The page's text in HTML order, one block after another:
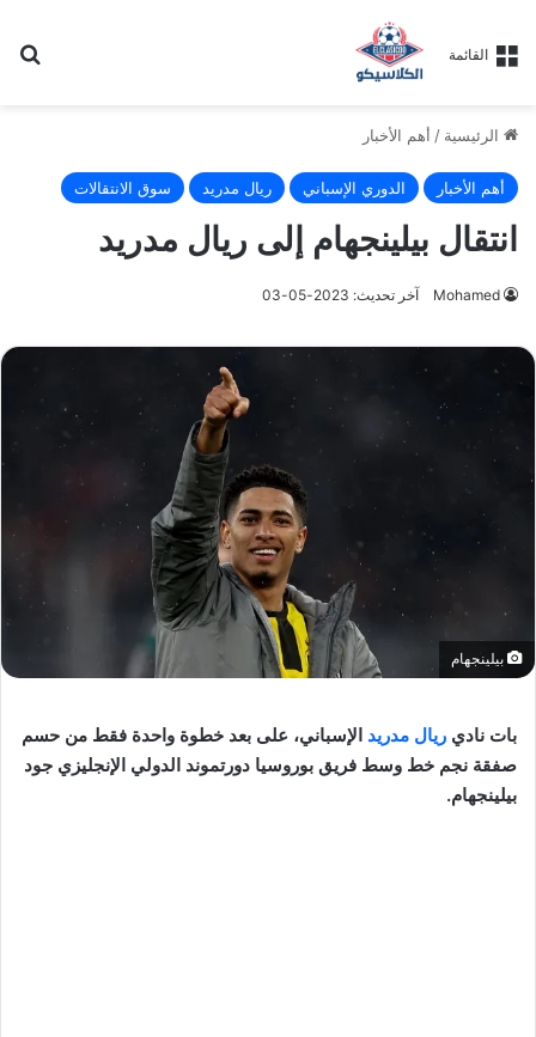
القائمة
الرئيسية / أهم الأخبار
أهم الأخبار الدوري الإسباني ريال مدريد سوق الانتقالات
انتقال بيلينجهام إلى ريال مدريد
Mohamed آخر تحديث: 2023-05-03
بيلينجهام
بات نادي ريال مدريد الإسباني، على بعد خطوة واحدة فقط من حسم
صفقة نجم خط وسط فريق بوروسيا دورتموند الدولي الإنجليزي جود
بيلينجهام.